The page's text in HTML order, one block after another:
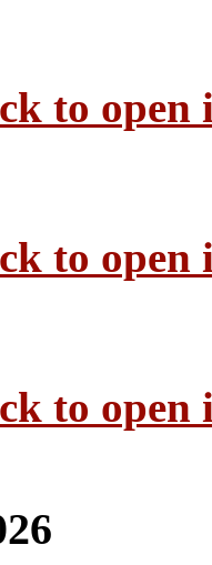
to open
to open
to open